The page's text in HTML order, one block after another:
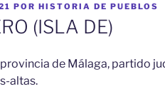
POR HISTORIA DE PUEBLOS
(ISLA DE)
provincia de Málaga, partido
altas.